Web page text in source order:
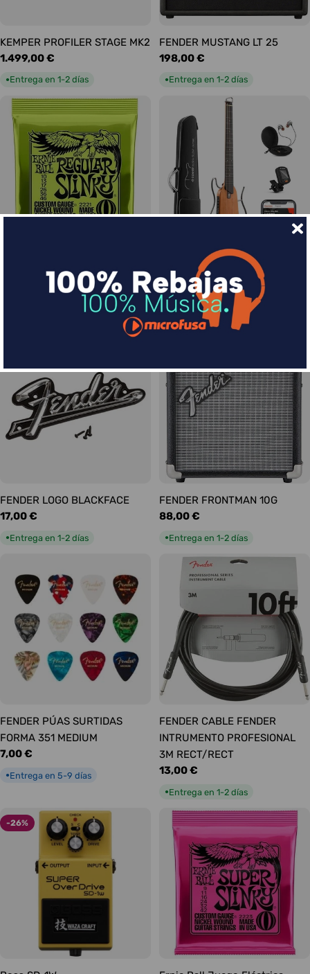
KEMPER PROFILER STAGE MK2
Precio
habitual
1.499,00 €
●Entrega en 1-2 días
FENDER MUSTANG LT 25
Precio
habitual
198,00 €
●Entrega en 1-2 días
Slinky Regular 10-46
DONNER HUSH-I Silent Guitar
Caoba
Precio
habitual
339,00 €
Entrega en 1-2 días
FENDER LOGO BLACKFACE
Precio
17,00 €
●Entrega en 1-2 días
FENDER FRONTMAN 10G
Precio
88,00 €
●Entrega en 1-2 días
FENDER PÚAS SURTIDAS
FORMA 351 MEDIUM
Precio
7,00 €
●Entrega en 5-9 días
FENDER CABLE FENDER
INTRUMENTO PROFESIONAL
3M RECT/RECT
Precio
13,00 €
●Entrega en 1-2 días
-26%